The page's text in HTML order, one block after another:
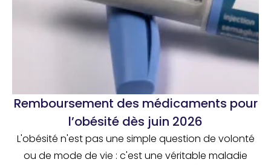
Remboursement des médicaments pour
l’obésité dès juin 2026
L'obésité n'est pas une simple question de volonté
ou de mode de vie : c'est une véritable maladie